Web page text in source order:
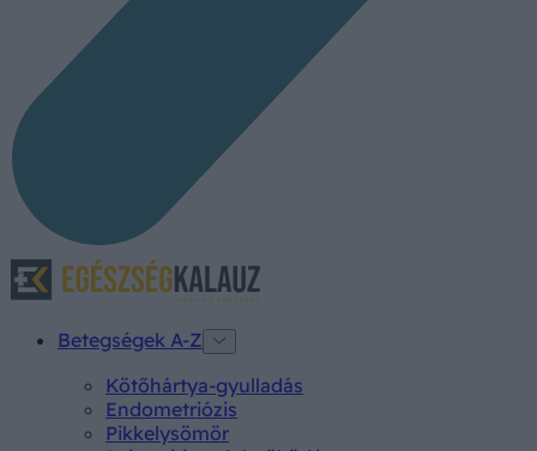
Betegségek A-Z
Kötőhártya-gyulladás
Endometriózis
Pikkelysömör